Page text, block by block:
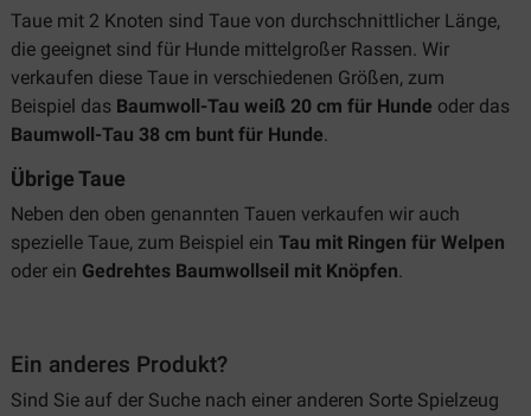
Taue mit 2 Knoten sind Taue von durchschnittlicher Länge,
die geeignet sind für Hunde mittelgroßer Rassen. Wir
verkaufen diese Taue in verschiedenen Größen, zum
Beispiel das Baumwoll-Tau weiß 20 cm für Hunde oder das
Baumwoll-Tau 38 cm bunt für Hunde.
Übrige Taue
Neben den oben genannten Tauen verkaufen wir auch
spezielle Taue, zum Beispiel ein Tau mit Ringen für Welpen
oder ein Gedrehtes Baumwollseil mit Knöpfen.
Ein anderes Produkt?
Sind Sie auf der Suche nach einer anderen Sorte Spielzeug